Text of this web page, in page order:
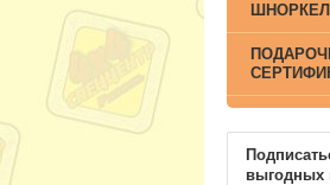
выгодных